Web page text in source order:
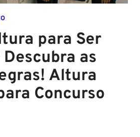
para Ser
as
Altura
Concurso